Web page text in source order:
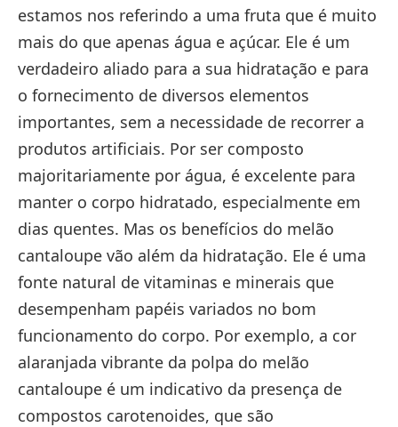
estamos nos referindo a uma fruta que é muito
mais do que apenas água e açúcar. Ele é um
verdadeiro aliado para a sua hidratação e para
o fornecimento de diversos elementos
importantes, sem a necessidade de recorrer a
produtos artificiais. Por ser composto
majoritariamente por água, é excelente para
manter o corpo hidratado, especialmente em
dias quentes. Mas os benefícios do melão
cantaloupe vão além da hidratação. Ele é uma
fonte natural de vitaminas e minerais que
desempenham papéis variados no bom
funcionamento do corpo. Por exemplo, a cor
alaranjada vibrante da polpa do melão
cantaloupe é um indicativo da presença de
compostos carotenoides, que são